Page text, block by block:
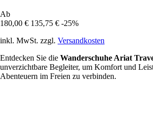
Ab
180,00 € 135,75 € -25%
inkl. MwSt. zzgl. Versandkosten
Entdecken Sie die Wanderschuhe Ariat
unverzichtbare Begleiter, um Komfort und
Abenteuern im Freien zu verbinden.